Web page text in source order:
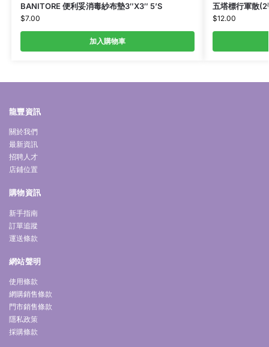
BANITORE 便利妥消毒紗布墊3″X3″ 5’S
$7.00
加入購物車
五塔標行軍散
$12.00
龍豐資訊
關於我們
最新資訊
招聘人才
店鋪位置
購物資訊
新手指南
訂單追蹤
運送條款
網站聲明
使用條款
網購銷售條款
門市銷售條款
隱私政策
採購條款